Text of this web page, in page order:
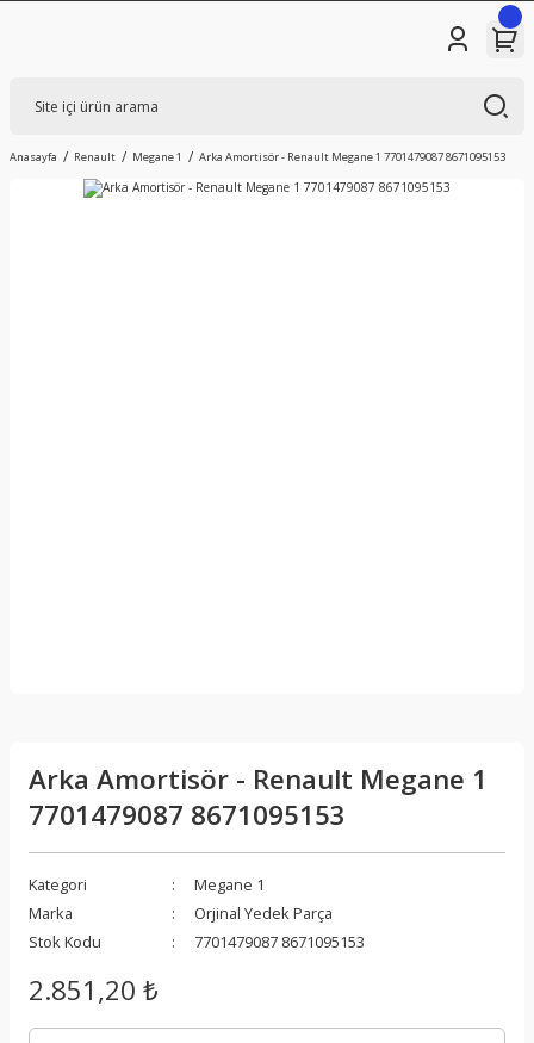
Anasayfa Renault Megane 1 Arka Amortisör - Renault Megane 1 7701479087 8671095153
Arka Amortisör - Renault Megane 1
7701479087 8671095153
Kategori
Megane 1
Marka
Orjinal Yedek Parça
Stok Kodu
7701479087 8671095153
2.851,20 ₺